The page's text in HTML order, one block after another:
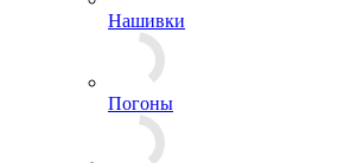
Лычки и пластины
Нашивки